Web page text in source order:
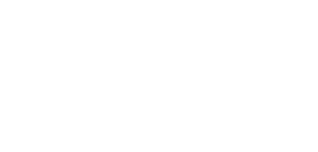
der Karte zu finden. Der erste Teilnehmer, der den